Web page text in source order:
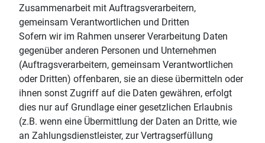
Zusammenarbeit mit Auftragsverarbeitern,
gemeinsam Verantwortlichen und Dritten
Sofern wir im Rahmen unserer Verarbeitung Daten
gegenüber anderen Personen und Unternehmen
(Auftragsverarbeitern, gemeinsam Verantwortlichen
oder Dritten) offenbaren, sie an diese übermitteln oder
ihnen sonst Zugriff auf die Daten gewähren, erfolgt
dies nur auf Grundlage einer gesetzlichen Erlaubnis
(z.B. wenn eine Übermittlung der Daten an Dritte, wie
an Zahlungsdienstleister, zur Vertragserfüllung